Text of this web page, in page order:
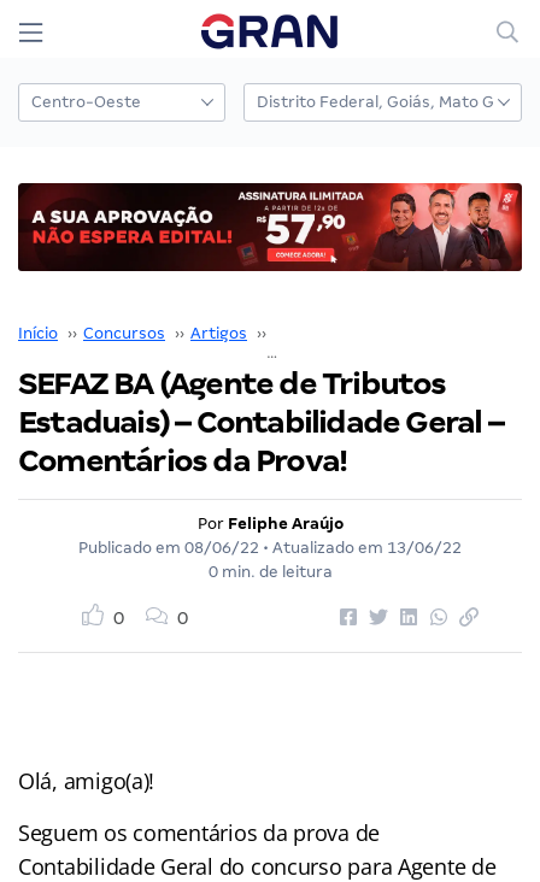
Início ›› Concursos ›› Artigos ››
SEFAZ BA (Agente de Tributos
Estaduais) – Contabilidade Geral –
Comentários da Prova!
Por Feliphe Araújo
Publicado em 08/06/22 • Atualizado em 13/06/22
0 min. de leitura
0 0
Olá, amigo(a)!
Seguem os comentários da prova de
Contabilidade Geral do concurso para Agente de